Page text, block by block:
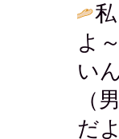
よ
い
（
だ